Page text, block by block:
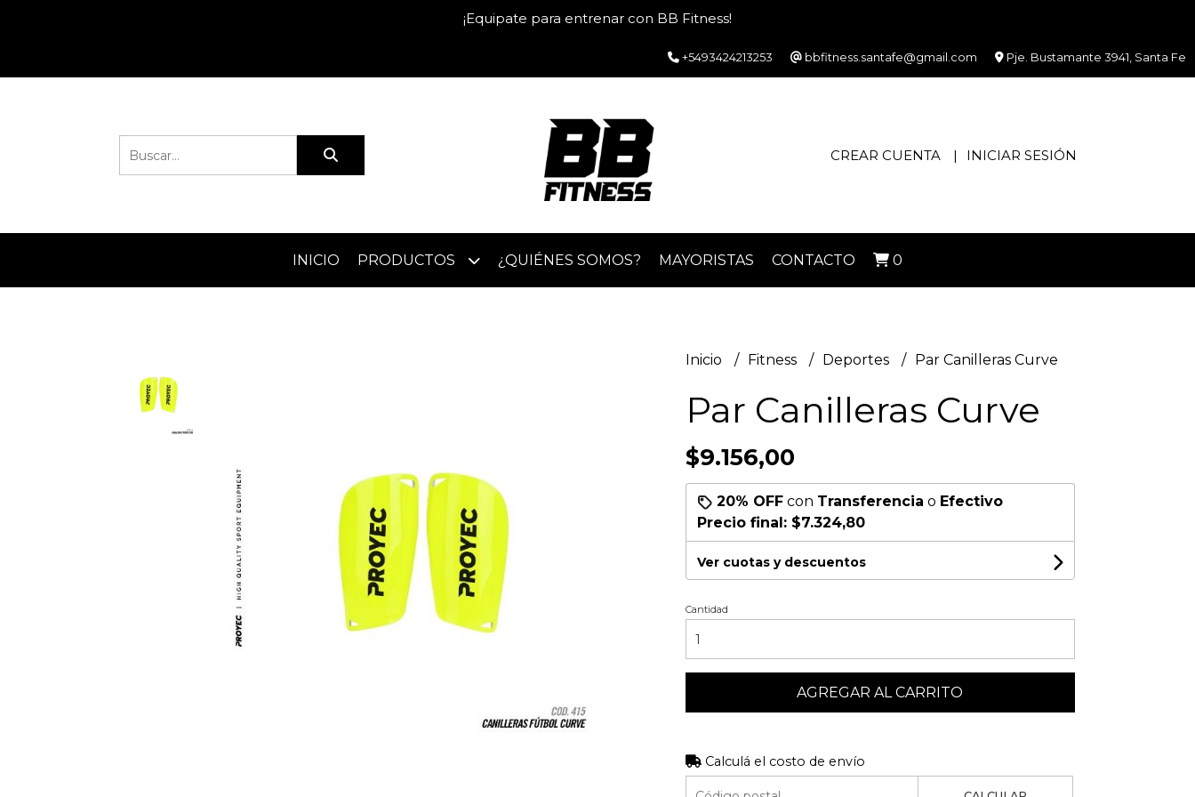
¡Equipate para entrenar con BB Fitness!
+5493424213253 bbfitness.santafe@gmail.com Pje. Bustamante 3941, Santa Fe
CREAR CUENTA INICIAR SESIÓN
INICIO PRODUCTOS ¿QUIÉNES SOMOS? MAYORISTAS CONTACTO 0
Inicio Fitness Deportes Par Canilleras Curve
Par Canilleras Curve
$9.156,00
20% OFFcon Transferencia o Efectivo
Precio final: $7.324,80
Ver cuotas y descuentos
Cantidad
AGREGAR AL CARRITO
Calculá el costo de envío